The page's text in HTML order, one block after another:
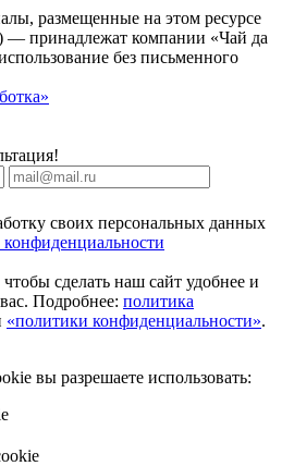
размещенные на этом ресурсе
— принадлежат компании «Чай да
без письменного
своих персональных данных
сделать наш сайт удобнее и
Подробнее: политика
«политики конфиденциальности».
вы разрешаете использовать: